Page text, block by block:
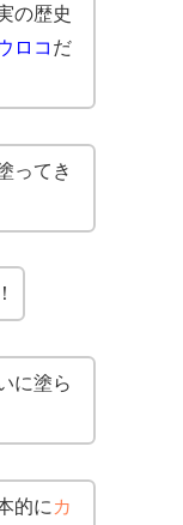
の歴史
ロコ だ
ってき
に塗ら
的に カ